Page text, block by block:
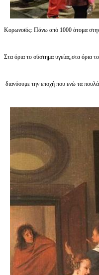
Κορωνοϊός: Πάνω από 1000 άτομα στην
Στα όρια το σύστημα υγείας,στα όρια
διανύουμε την εποχή που ενώ τα